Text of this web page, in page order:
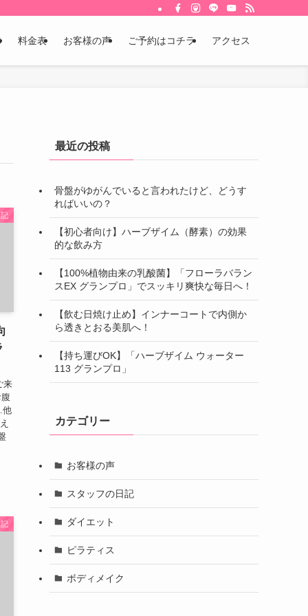
料金表 お客様の声 ご予約はコチラ アクセス
来
最近の投稿
骨盤がゆがんでいると言われたけど、どうす
ればいいの？
【初心者向け】ハーブザイム（酵素）の効果
的な飲み方
【100%植物由来の乳酸菌】「フローラバラン
スEX グランプロ」でスッキリ爽快な毎日へ！
【飲む日焼け止め】インナーコートで内側か
ら透きとおる美肌へ！
【持ち運びOK】「ハーブザイム ウォーター
113 グランプロ」
カテゴリー
お客様の声
スタッフの日記
ダイエット
ピラティス
ボディメイク